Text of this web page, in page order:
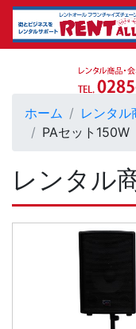
ホーム レンタル
PAセット
レンタル